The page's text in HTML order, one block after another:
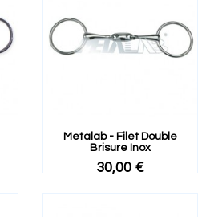
Metalab - Filet Double
Brisure Inox
30,00 €